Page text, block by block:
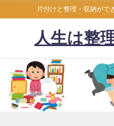
片付けと整理・収納がで
人生は整